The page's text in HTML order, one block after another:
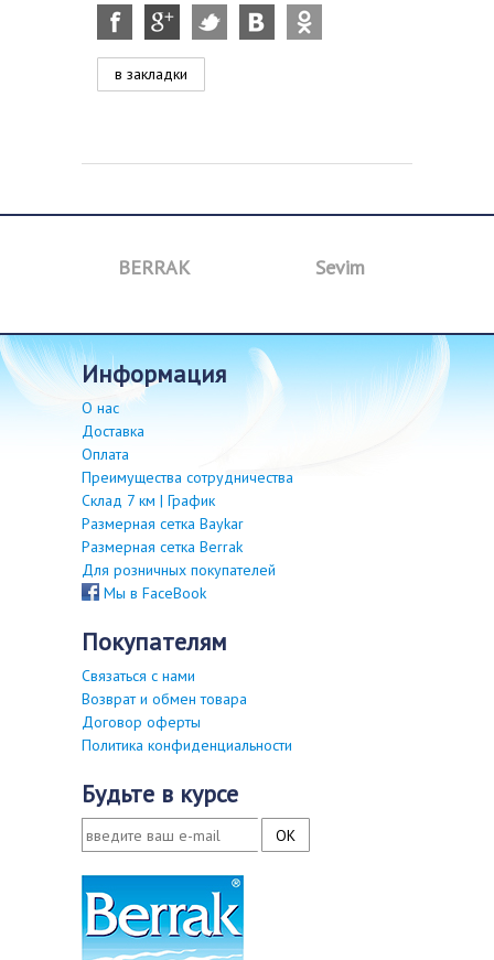
в закладки
BERRAK Sevim
информация
О нас
Доставка
Оплата
Преимущества сотрудничества
Склад 7 км | График
Размерная сетка Baykar
Размерная сетка Berrak
Для розничных покупателей
Мы в FaceBook
покупателям
Связаться с нами
Возврат и обмен товара
Договор оферты
Политика конфиденциальности
будьте в курсе